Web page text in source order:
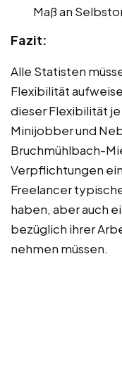
Maß an
Fazit:
Alle Statisten
Flexibilität
dieser Flexibilität
Minijobber und
Bruchmühlbach-
Verpflichtungen
Freelancer
haben, aber auch
bezüglich ihrer
nehmen müssen.